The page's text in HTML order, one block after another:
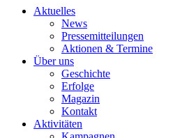
Aktuelles
News
Pressemitteilungen
Aktionen & Termine
Über uns
Geschichte
Erfolge
Magazin
Kontakt
Aktivitäten